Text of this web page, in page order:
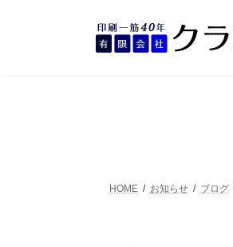
HOME お知らせ ブログ